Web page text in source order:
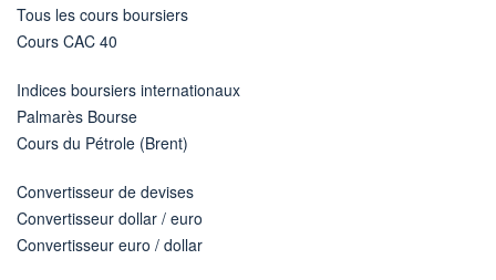
Tous les cours boursiers
Cours CAC 40
Indices boursiers internationaux
Palmarès Bourse
Cours du Pétrole (Brent)
Convertisseur de devises
Convertisseur dollar / euro
Convertisseur euro / dollar